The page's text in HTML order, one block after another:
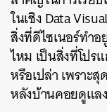
ในเชิง Data
สิ่งที่ดีไซเนอร์ทำ
ไหม เป็นสิ่งที่โปร
หรือเปล่า เพราะ
หลังบ้านคอยดูแล